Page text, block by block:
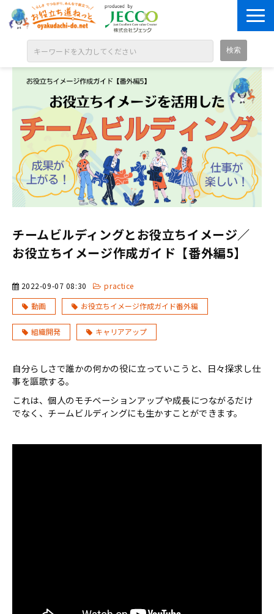
ABOUT
目的別に探す
ジャンル別に探す
シリーズ別に探す
OPEN BADGE
GALLERY
お知らせ
SOLUTION
チームビルディングとお役立ちイメージ／
お役立ちイメージ作成ガイド【番外編5】
2022-09-07 08:30
practice
動画
お役立ちイメージ作成ガイド番外編
組織開発 キャリアアップ
自分らしさで誰かの何かの役に立っていこうと、日々探求し仕
事を謳歌する。
これは、個人のモチベーションアップや成長につながるだけ
でなく、チームビルディングにも生かすことができます。